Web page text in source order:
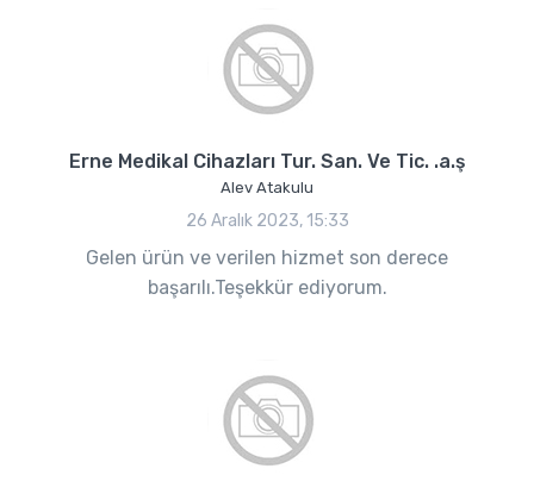
Erne Medikal Cihazları Tur. San. Ve Tic. .a.ş
Alev Atakulu
26 Aralık 2023, 15:33
Gelen ürün ve verilen hizmet son derece
başarılı.Teşekkür ediyorum.